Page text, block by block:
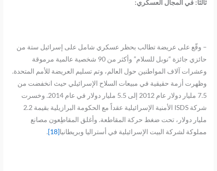
ثالثاً: في المجال العسكري:
– وقّع على عريضة تطالب بحظر عسكري شامل على إسرائيل ستة من
حائزي جائزة “نوبل للسلام” وأكثر من 90 شخصية عالمية مرموقة
وعشرات آلاف المواطنين حول العالم، وتم تسليم العريضة للأمم المتحدة.
وظهرت أزمة حقيقية في مبيعات السلاح الإسرائيلي حيث انخفضت من
7.5 مليار دولار عام 2012 إلى 5.5 مليار دولار في عام 2014. وخسرت
شركة ISDS الأمنية الإسرائيلية عقداً مع الحكومة البرازيلية بقيمة 2.2
مليار دولار، تحت ضغط حركة المقاطعة. وأغلق المقاطِعون مصانع
مملوكة لشركة البيت الإسرائيلية في أستراليا وبريطانيا[18]
.